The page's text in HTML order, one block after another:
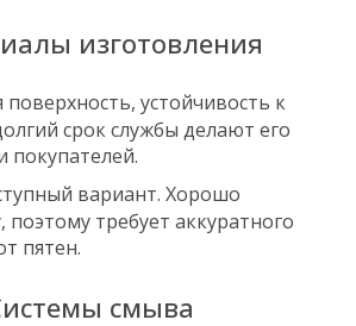
изготовления
поверхность, устойчивость к
срок службы делают его
покупателей.
вариант. Хорошо
поэтому требует аккуратного
пятен.
смыва